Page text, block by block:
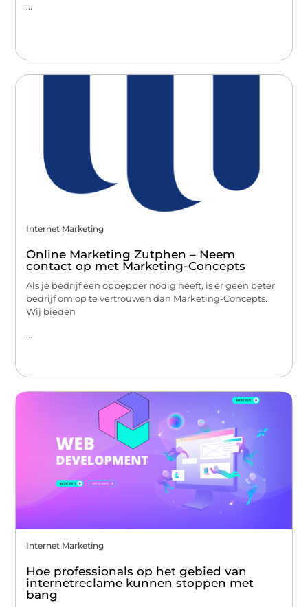
...
Internet Marketing
Online Marketing Zutphen – Neem
contact op met Marketing-Concepts
Als je bedrijf een oppepper nodig heeft, is er geen beter
bedrijf om op te vertrouwen dan Marketing-Concepts.
Wij bieden
...
Internet Marketing
Hoe professionals op het gebied van
internetreclame kunnen stoppen met
bang